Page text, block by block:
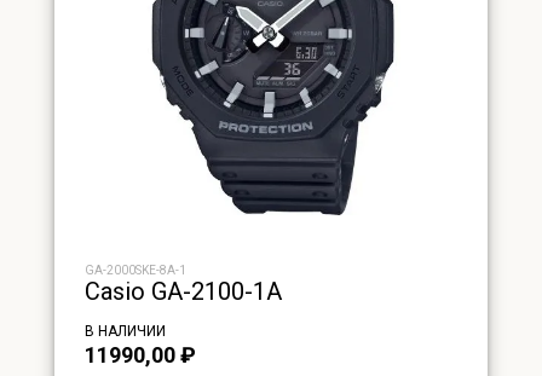
GA-2000SKE-8A-1
Casio GA-2100-1A
В НАЛИЧИИ
11990,00₽